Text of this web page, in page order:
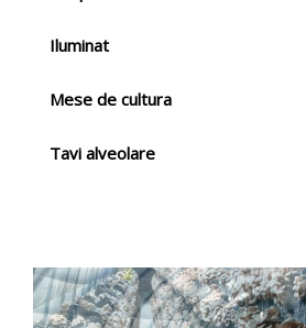
Iluminat
Mese de cultura
Tavi alveolare